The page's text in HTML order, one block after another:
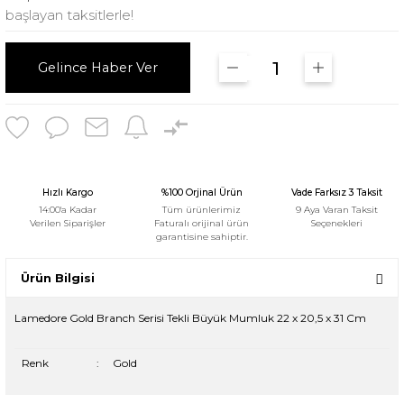
başlayan taksitlerle!
Gelince Haber Ver
Hızlı Kargo
14:00'a Kadar
Verilen Siparişler
%100 Orjinal Ürün
Tüm ürünlerimiz
Faturalı orijinal ürün
garantisine sahiptir.
Vade Farksız 3 Taksit
9 Aya Varan Taksit
Seçenekleri
Ürün Bilgisi
Lamedore Gold Branch Serisi Tekli Büyük Mumluk 22 x 20,5 x 31 Cm
Renk : Gold